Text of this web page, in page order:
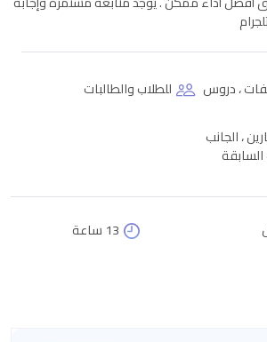
، دروس
للطلاب والطالبات
، الجانب
السابقة
13 ساعة